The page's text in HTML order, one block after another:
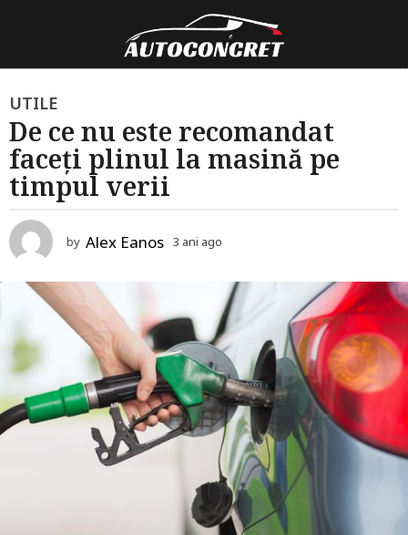
3
a
n
i
a
g
o
n
i
a
g
o
UTILE
De ce nu este recomandat
faceți plinul la masină pe
timpul verii
by Alex Eanos 3 ani ago
a
g
o